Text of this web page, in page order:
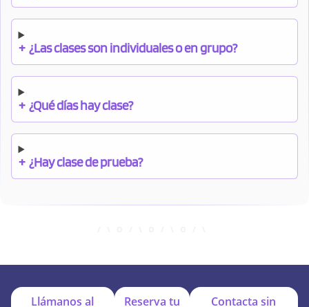
+ ¿Las clases son individuales o en grupo?
+ ¿Qué días hay clase?
+ ¿Hay clase de prueba?
Llámanos al Reserva tu Contacta sin